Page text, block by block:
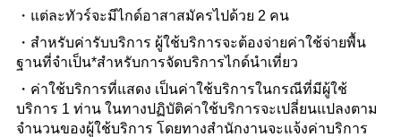
แต่ละทัวร์จะมีไกด์อาสาสมัครไปด้วย 2 คน
สำหรับค่ารับบริการ ผู้ใช้บริการจะต้องจ่ายค่าใช้จ่ายพื้น
ฐานที่จำเป็น*สำหรับการจัดบริการไกด์นำเที่ยว
ค่าใช้บริการที่แสดง เป็นค่าใช้บริการในกรณีที่มีผู้ใช้
บริการ 1 ท่าน ในทางปฏิบัติค่าใช้บริการจะเปลี่ยนแปลงตาม
จำนวนของผู้ใช้บริการ โดยทางสำนักงานจะแจ้งค่าบริการ